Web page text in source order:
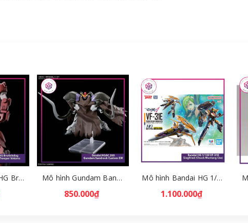
Mô hình Bandai HG Brutishdog - Armored Trooper Votoms [GDB] [BHG] Mô hình Gundam Bandai HGAC 268 Gundam Sandrock Custom EW [GDB] [BHG]
850.000₫
Mô hình Bandai HG 1/100 VF-31E Siegfried (Chuck Mustang Use) [GDB] [BHG]
1.100.000₫